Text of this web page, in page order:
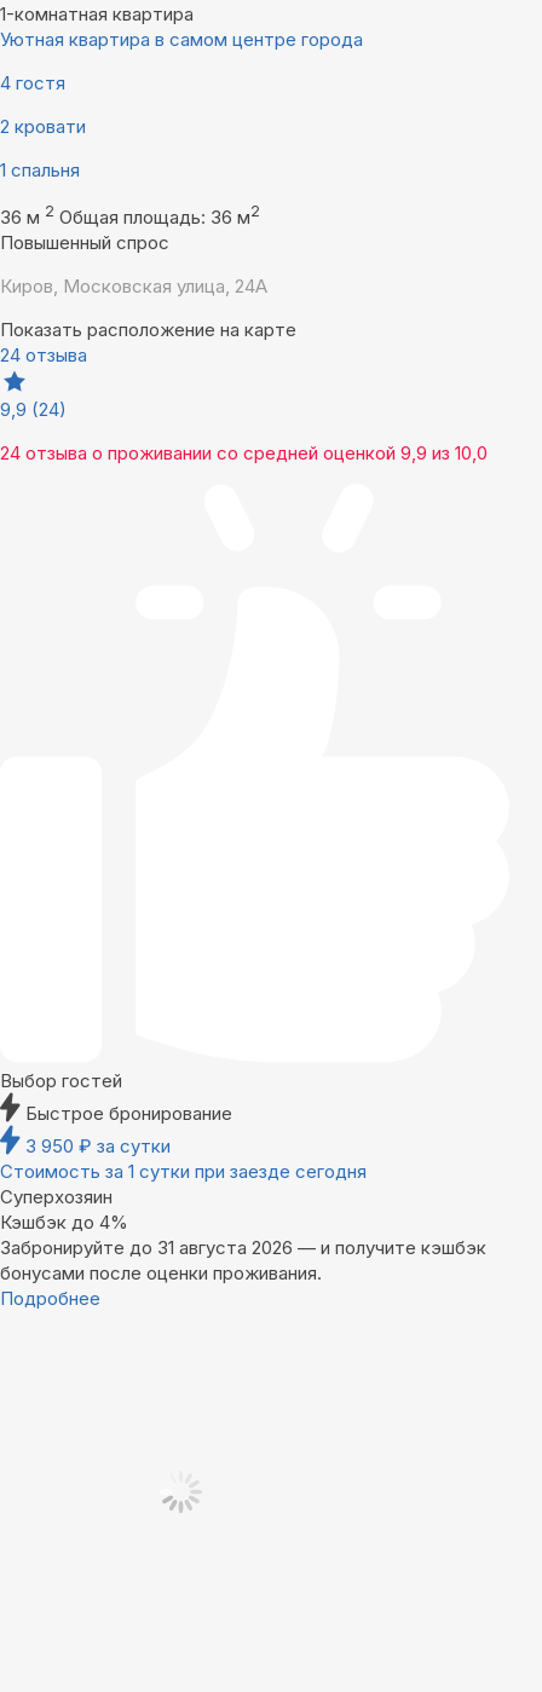
1-комнатная квартира
Уютная квартира в самом центре города
4 гостя
2 кровати
1 спальня
36 м 2 Общая площадь: 36 м2
Повышенный спрос
Киров, Московская улица, 24А
Показать расположение на карте
24 отзыва
9,9 (24)
24 отзыва о проживании со средней оценкой 9,9 из 10,0
Выбор гостей
Быстрое бронирование
3 950 ₽ за сутки
Стоимость за 1 сутки при заезде сегодня
Суперхозяин
Кэшбэк до 4%
Забронируйте до 31 августа 2026 — и получите кэшбэк
бонусами после оценки проживания.
Подробнее